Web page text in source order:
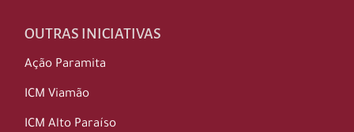
OUTRAS INICIATIVAS
Ação Paramita
ICM Viamão
ICM Alto Paraíso